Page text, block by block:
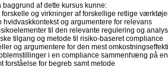
baggrund af dette kursus kunne:
forskelle og virkninger af forskellige retlige
hvidvaskkontekst og argumentere for relevans
til den relevante regulering og
tilgang og metode til risiko-baseret compliance
og argumentere for den mest
i en compliance sammenhæng på
forståelse for begreb samt metode